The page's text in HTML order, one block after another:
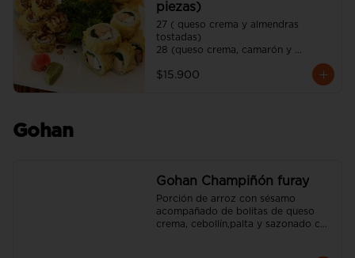
piezas)
27 ( queso crema y almendras
tostadas)
28 (queso crema, camarón y
29 (queso crema, pollo y ciboulette)
$15.900
Gohan
Gohan Champiñón furay
Porción de arroz con sésamo
acompañado de bolitas de queso
crema, cebollín,palta y sazonado con